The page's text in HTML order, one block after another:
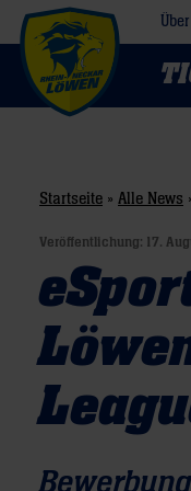
Startseite » Alle News
Veröffentlichung: 17.